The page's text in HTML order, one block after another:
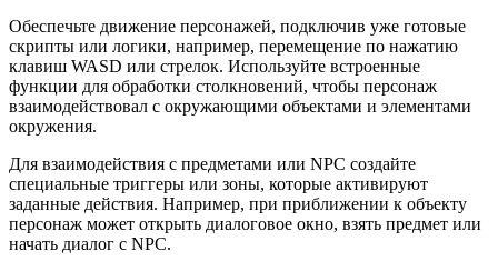
Обеспечьте движение персонажей, подключив уже готовые
скрипты или логики, например, перемещение по нажатию
клавиш WASD или стрелок. Используйте встроенные
функции для обработки столкновений, чтобы персонаж
взаимодействовал с окружающими объектами и элементами
окружения.
Для взаимодействия с предметами или NPC создайте
специальные триггеры или зоны, которые активируют
заданные действия. Например, при приближении к объекту
персонаж может открыть диалоговое окно, взять предмет или
начать диалог с NPC.